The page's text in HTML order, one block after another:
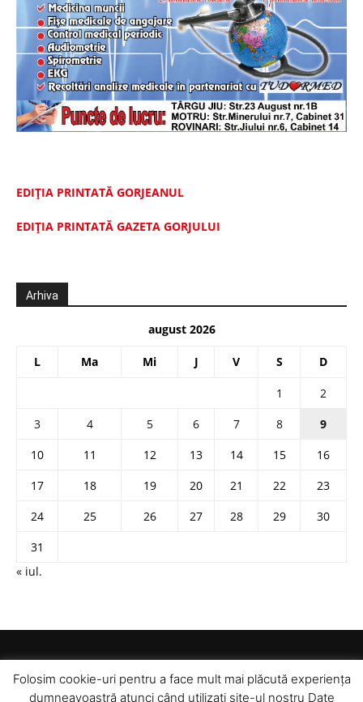
EDIȚIA PRINTATĂ GORJEANUL
EDIŢIA PRINTATĂ GAZETA GORJULUI
Arhiva
august 2026
L Ma Mi J V S D
1
2
3
4 5 6 7 8
9
10
11 12 13 14 15
16
17
18 19 20 21 22
23
24
25 26 27 28 29
30
31
« iul.
Folosim cookie-uri pentru a face mult mai plăcută experiența
dumneavoastră atunci când utilizați site-ul nostru Date